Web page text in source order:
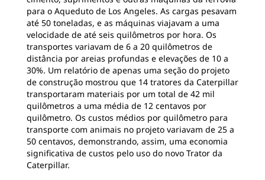
para o Aqueduto de Los Angeles. As cargas pesavam
até 50 toneladas, e as máquinas viajavam a uma
velocidade de até seis quilômetros por hora. Os
transportes variavam de 6 a 20 quilômetros de
distância por areias profundas e elevações de 10 a
30%. Um relatório de apenas uma seção do projeto
de construção mostrou que 14 tratores da Caterpillar
transportaram materiais por um total de 42 mil
quilômetros a uma média de 12 centavos por
quilômetro. Os custos médios por quilômetro para
transporte com animais no projeto variavam de 25 a
50 centavos, demonstrando, assim, uma economia
significativa de custos pelo uso do novo Trator da
Caterpillar.